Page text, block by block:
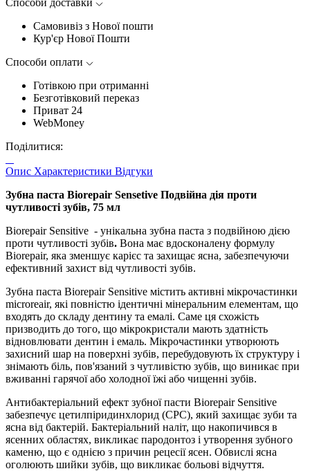
Самовивіз з Нової пошти
Кур'єр Нової Пошти
Способи оплати
Готівкою при отриманні
Безготівковий переказ
Приват 24
WebMoney
Поділитися:
Опис Характеристики Відгуки
Зубна паста Biorepair Sensetive Подвійна дія проти
чутливості зубів, 75 мл
Biorepair Sensitive - унікальна зубна паста з подвійною дією
проти чутливості зубів. Вона має вдосконалену формулу
Biorepair, яка зменшує карієс та захищає ясна, забезпечуючи
ефективний захист від чутливості зубів.
Зубна паста Biorepair Sensitive містить активні мікрочастинки
microreair, які повністю ідентичні мінеральним елементам, що
входять до складу дентину та емалі. Саме ця схожість
призводить до того, що мікрокристали мають здатність
відновлювати дентин і емаль. Мікрочастинки утворюють
захисний шар на поверхні зубів, перебудовують їх структуру і
знімають біль, пов'язаний з чутливістю зубів, що виникає при
вживанні гарячої або холодної їжі або чищенні зубів.
Антибактеріальний ефект зубної пасти Biorepair Sensitive
забезпечує цетилпіридинхлорид (CPC), який захищає зуби та
ясна від бактерій. Бактеріальний наліт, що накопичився в
ясенних областях, викликає пародонтоз і утворення зубного
каменю, що є однією з причин рецесії ясен. Обвислі ясна
оголюють шийки зубів, що викликає больові відчуття.